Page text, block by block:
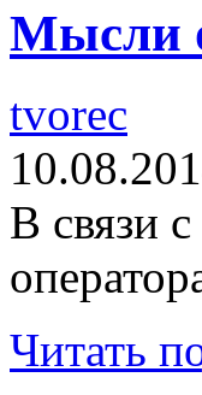
Мысли
tvorec
В связи
Читать